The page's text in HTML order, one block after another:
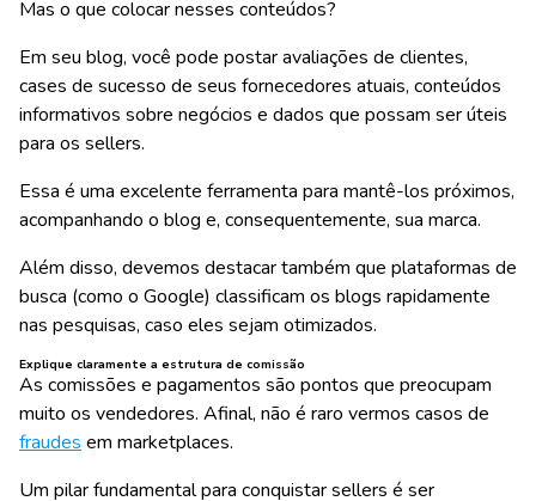
Mas o que colocar nesses conteúdos?
Em seu blog, você pode postar avaliações de clientes,
cases de sucesso de seus fornecedores atuais, conteúdos
informativos sobre negócios e dados que possam ser úteis
para os sellers.
Essa é uma excelente ferramenta para mantê-los próximos,
acompanhando o blog e, consequentemente, sua marca.
Além disso, devemos destacar também que plataformas de
busca (como o Google) classificam os blogs rapidamente
nas pesquisas, caso eles sejam otimizados.
Explique claramente a estrutura de comissão
As comissões e pagamentos são pontos que preocupam
muito os vendedores. Afinal, não é raro vermos casos de
fraudes em marketplaces.
Um pilar fundamental para conquistar sellers é ser